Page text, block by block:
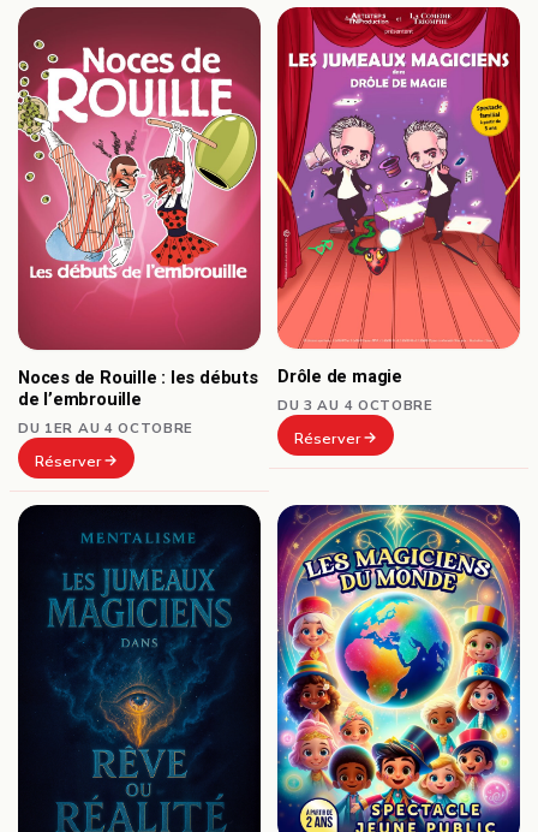
Noces de Rouille : les débuts
de l’embrouille
DU 1ER AU 4 OCTOBRE
Réserver
Drôle de magie
DU 3 AU 4 OCTOBRE
Réserver